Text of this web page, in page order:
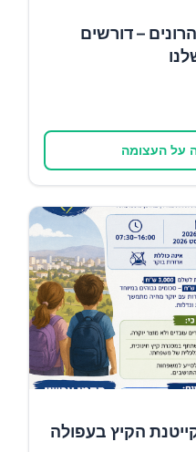
– דורשים
על העצומה
הקיץ בעפולה